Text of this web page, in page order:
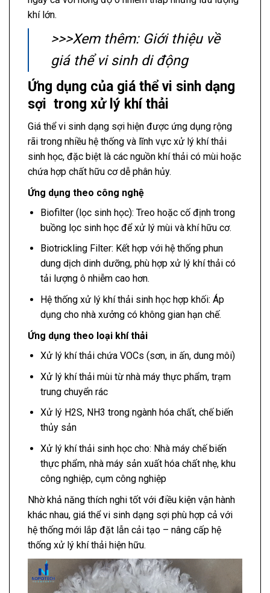
khí lớn.
>>>Xem thêm: Giới thiệu về
giá thể vi sinh di động
Ứng dụng của giá thể vi sinh dạng
sợi trong xử lý khí thải
Giá thể vi sinh dạng sợi hiện được ứng dụng rộng
rãi trong nhiều hệ thống và lĩnh vực xử lý khí thải
sinh học, đặc biệt là các nguồn khí thải có mùi hoặc
chứa hợp chất hữu cơ dễ phân hủy.
Ứng dụng theo công nghệ
Biofilter (lọc sinh học): Treo hoặc cố định trong
buồng lọc sinh học để xử lý mùi và khí hữu cơ.
Biotrickling Filter: Kết hợp với hệ thống phun
dung dịch dinh dưỡng, phù hợp xử lý khí thải có
tải lượng ô nhiễm cao hơn.
Hệ thống xử lý khí thải sinh học hợp khối: Áp
dụng cho nhà xưởng có không gian hạn chế.
Ứng dụng theo loại khí thải
Xử lý khí thải chứa VOCs (sơn, in ấn, dung môi)
Xử lý khí thải mùi từ nhà máy thực phẩm, trạm
trung chuyển rác
Xử lý H2S, NH3 trong ngành hóa chất, chế biến
thủy sản
Xử lý khí thải sinh học cho: Nhà máy chế biến
thực phẩm, nhà máy sản xuất hóa chất nhẹ, khu
công nghiệp, cụm công nghiệp
Nhờ khả năng thích nghi tốt với điều kiện vận hành
khác nhau, giá thể vi sinh dạng sợi phù hợp cả với
hệ thống mới lắp đặt lẫn cải tạo – nâng cấp hệ
thống xử lý khí thải hiện hữu.